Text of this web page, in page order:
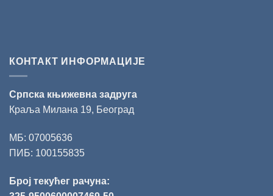
КОНТАКТ ИНФОРМАЦИЈЕ
Српска књижевна задруга
Краља Милана 19, Београд
МБ: 07005636
ПИБ: 100155835
Број текућег рачуна: